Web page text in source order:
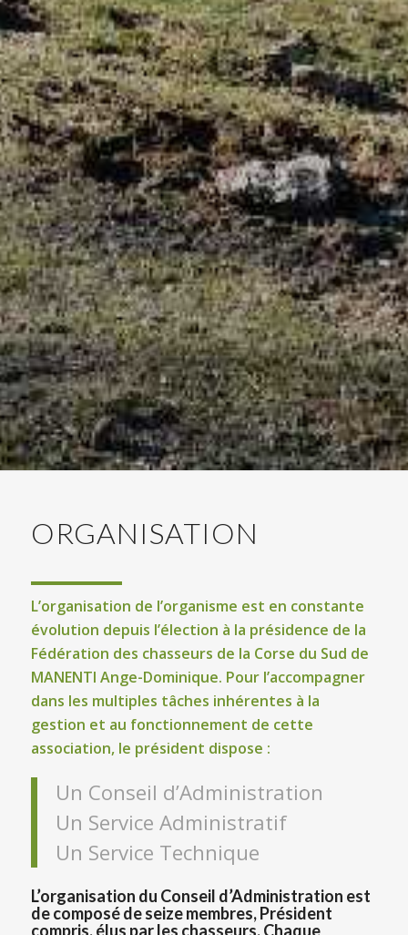
ORGANISATION
L’organisation de l’organisme est en constante
évolution depuis l’élection à la présidence de la
Fédération des chasseurs de la Corse du Sud de
MANENTI Ange-Dominique. Pour l’accompagner
dans les multiples tâches inhérentes à la
gestion et au fonctionnement de cette
association, le président dispose :
Un Conseil d’Administration
Un Service Administratif
Un Service Technique
L’organisation du Conseil d’Administration est
de composé de seize membres, Président
compris, élus par les chasseurs. Chaque